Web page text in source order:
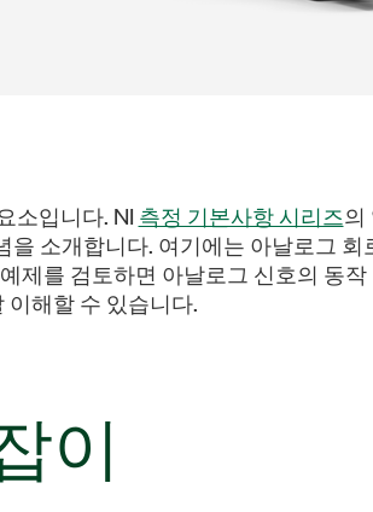
소입니다. NI 측정 기본사항 시리즈의
소개합니다. 여기에는 아날로그 회
제를 검토하면 아날로그 신호의 동
해할 수 있습니다.
이